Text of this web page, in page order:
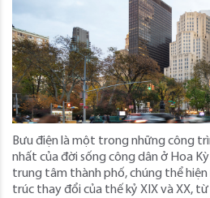
Bưu điện là một trong những công
nhất của đời sống công dân ở Hoa
trung tâm thành phố, chúng thể hiện
trúc thay đổi của thế kỷ XIX và XX,